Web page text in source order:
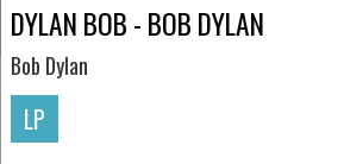
DYLAN BOB - BOB DYLAN
Bob Dylan
LP